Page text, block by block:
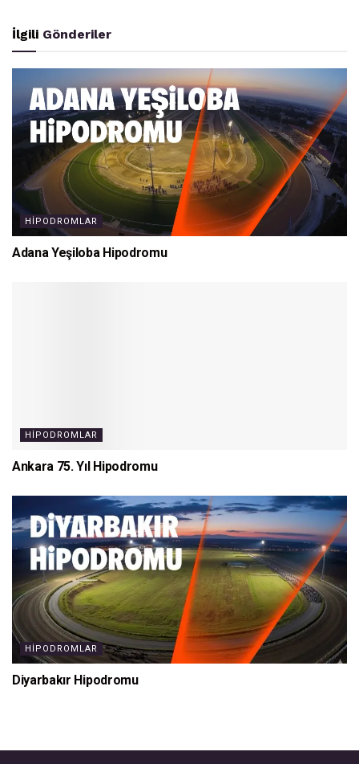
İlgili Gönderiler
HIPODROMLAR
Adana Yeşiloba Hipodromu
HIPODROMLAR
Ankara 75. Yıl Hipodromu
HIPODROMLAR
Diyarbakır Hipodromu